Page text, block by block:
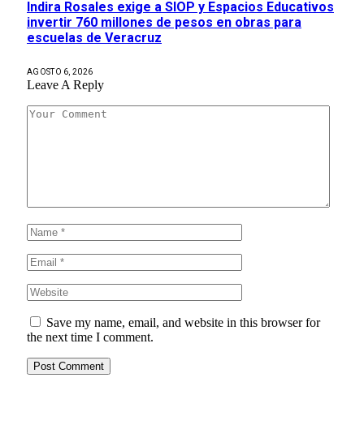
Indira Rosales exige a SIOP y Espacios Educativos
invertir 760 millones de pesos en obras para
escuelas de Veracruz
AGOSTO 6, 2026
Leave A Reply
Save my name, email, and website in this browser for
the next time I comment.